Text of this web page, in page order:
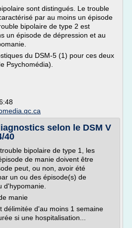
sont distingués. Le trouble
par au moins un épisode
bipolaire de type 2 est
un épisode de dépression et au
du DSM-5 (1) pour ces deux
Psychomédia).
selon le DSM V
40
bipolaire de type 1, les
de manie doivent être
peut, ou non, avoir été
un ou des épisode(s) de
d'hypomanie.
manie
délimitée d'au moins 1 semaine
si une hospitalisation...